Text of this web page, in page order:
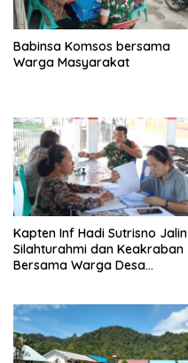
Babinsa Komsos bersama
Warga Masyarakat
Kapten Inf Hadi Sutrisno Jalin
Silahturahmi dan Keakraban
Bersama Warga Desa